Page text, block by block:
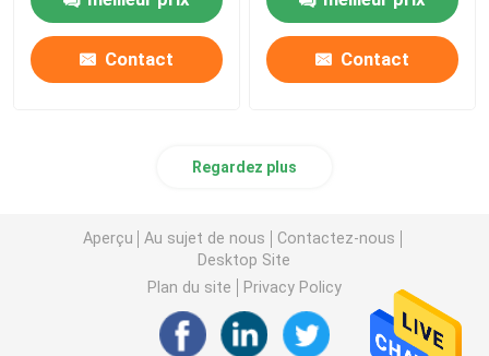
Contact
des thermistances
MF5A-5
Contact
Regardez plus
Aperçu Au sujet de nous
Contactez-nous
Desktop Site
Plan du site
Privacy Policy